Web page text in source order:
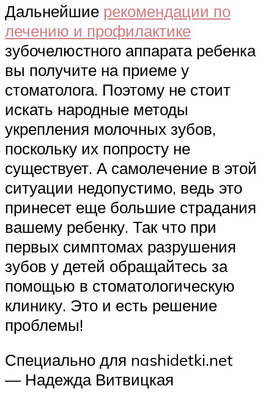
Дальнейшие рекомендации по
лечению и профилактике
зубочелюстного аппарата ребенка
вы получите на приеме у
стоматолога. Поэтому не стоит
искать народные методы
укрепления молочных зубов,
поскольку их попросту не
существует. А самолечение в этой
ситуации недопустимо, ведь это
принесет еще большие страдания
вашему ребенку. Так что при
первых симптомах разрушения
зубов у детей обращайтесь за
помощью в стоматологическую
клинику. Это и есть решение
проблемы!
Специально для nashidetki.net
— Надежда Витвицкая